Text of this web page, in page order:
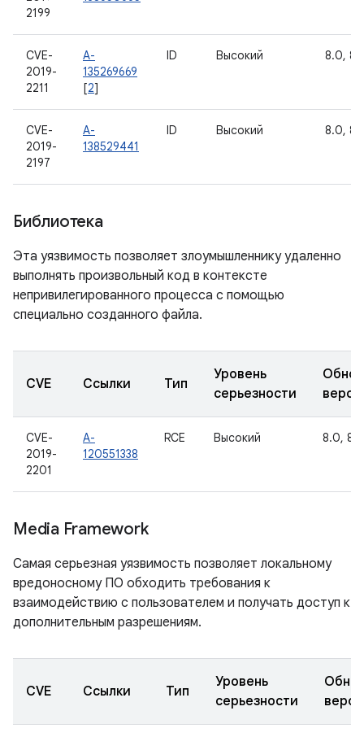
2199
CVE-
2019-
2211
A-
135269669
[2]
ID Высокий 8.0,
CVE-
2019-
2197
A-
138529441
ID Высокий 8.0,
Библиотека
Эта уязвимость позволяет злоумышленнику удаленно
выполнять произвольный код в контексте
непривилегированного процесса с помощью
специально созданного файла.
CVE Ссылки Тип
Уровень
серьезности
CVE-
2019-
2201
A-
120551338
RCE Высокий 8.0,
Media Framework
Самая серьезная уязвимость позволяет локальному
вредоносному ПО обходить требования к
взаимодействию с пользователем и получать доступ к
дополнительным разрешениям.
CVE Ссылки Тип
Уровень
серьезности